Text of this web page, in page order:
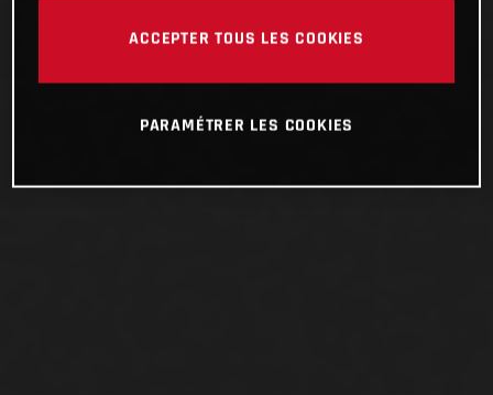
ACCEPTER TOUS LES COOKIES
PARAMÉTRER LES COOKIES